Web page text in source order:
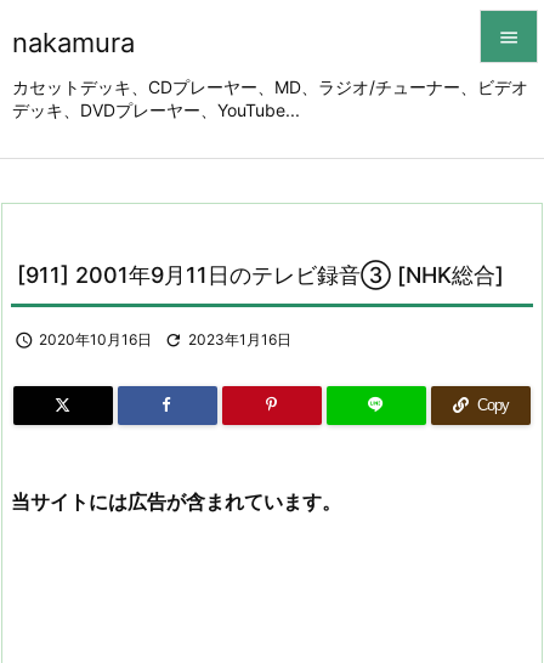
nakamura
カセットデッキ、CDプレーヤー、MD、ラジオ/チューナー、ビデオ
デッキ、DVDプレーヤー、YouTube...




[911] 2001年9月11日のテレビ録音③ [NHK総合]
 2020年10月16日  2023年1月16日
Copy
当サイトには広告が含まれています。